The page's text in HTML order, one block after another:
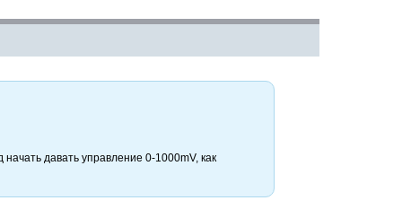
начать давать управление 0-1000mV, как